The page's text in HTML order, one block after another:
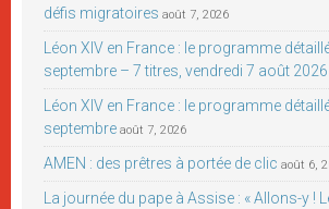
défis migratoires août 7, 2026
Léon XIV en France : le programme
septembre – 7 titres, vendredi 7 août 2026
Léon XIV en France : le programme
septembre août 7, 2026
AMEN : des prêtres à portée de clic août 6,
La journée du pape à Assise : « Allons-y !